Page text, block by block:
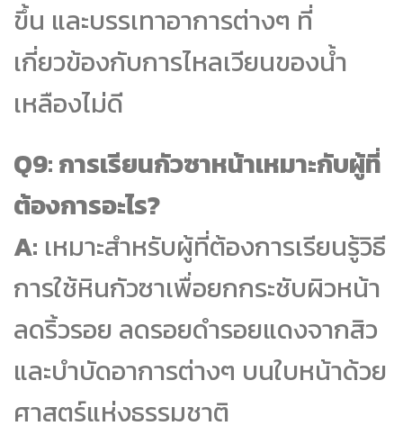
ขึ้น และบรรเทาอาการต่างๆ ที่
เกี่ยวข้องกับการไหลเวียนของน้ำ
เหลืองไม่ดี
Q9: การเรียนกัวซาหน้าเหมาะกับผู้ที่
ต้องการอะไร?
A: เหมาะสำหรับผู้ที่ต้องการเรียนรู้วิธี
การใช้หินกัวซาเพื่อยกกระชับผิวหน้า
ลดริ้วรอย ลดรอยดำรอยแดงจากสิว
และบำบัดอาการต่างๆ บนใบหน้าด้วย
ศาสตร์แห่งธรรมชาติ